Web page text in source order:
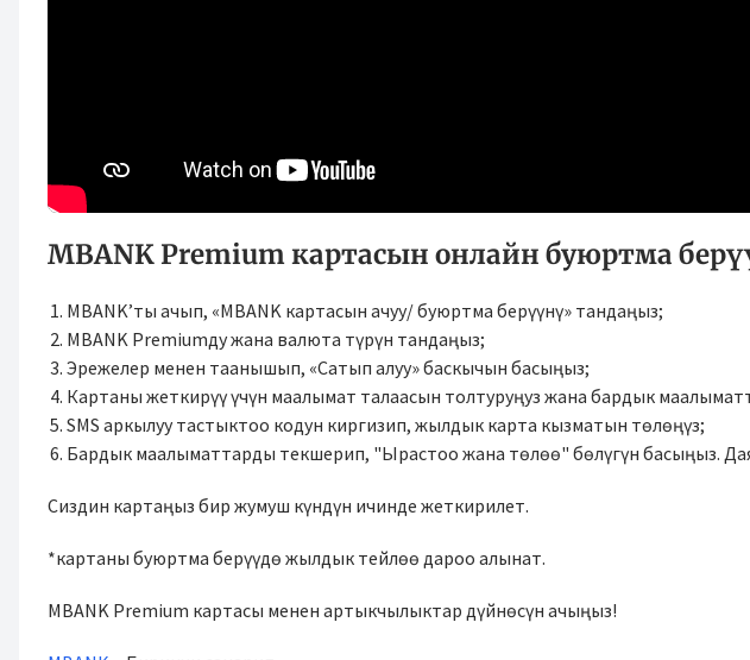
MBANK Premium картасын онлайн буюртма
MBANK’ты ачып, «MBANK картасын ачуу/ буюртма берүүнү» тандаңыз;
MBANK Premiumду жана валюта түрүн тандаңыз;
Эрежелер менен таанышып, «Сатып алуу» баскычын басыңыз;
Картаны жеткирүү үчүн маалымат талаасын толтуруңуз жана бардык
SMS аркылуу тастыктоо кодун киргизип, жылдык карта кызматын төлөңүз;
Бардык маалыматтарды текшерип, "Ырастоо жана төлөө" бөлүгүн басыңыз.
Сиздин картаңыз бир жумуш күндүн ичинде жеткирилет.
*картаны буюртма берүүдө жылдык тейлөө дароо алынат.
MBANK Premium картасы менен артыкчылыктар дүйнөсүн ачыңыз!